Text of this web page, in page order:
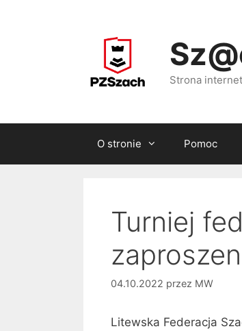
Strona
O stronie Pomoc
Turniej
04.10.2022 przez MW
Litewska Federacja